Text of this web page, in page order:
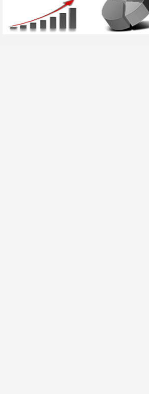
Ворог завдав комбінованого
двоє поранених. Ще десятеро
після атаки БПЛА по ринку на